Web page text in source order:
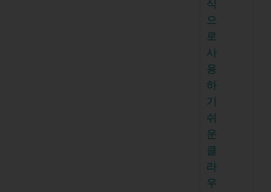
식
으
로
사
용
하
기
쉬
운
클
라
우